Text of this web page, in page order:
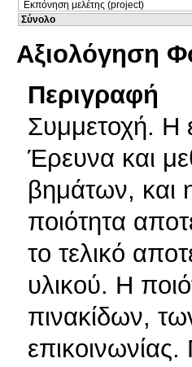
Εκπόνηση μελέτης (project)
Σύνολο
Αξιολόγηση
Περιγραφή
Συμμετοχή. Η
Έρευνα και
βημάτων, και
ποιότητα
το τελικό
υλικού. Η
πινακίδων,